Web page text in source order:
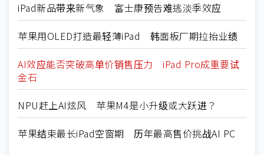
iPad新品带来新气象 富士康预告难逃淡季效应
苹果用OLED打造最轻薄iPad 韩面板厂期拉抬业绩
AI效应能否突破高单价销售压力 iPad Pro成重要试
金石
NPU赶上AI炫风 苹果M4是小升级或大跃进？
苹果结束最长iPad空窗期 历年最高售价挑战AI PC